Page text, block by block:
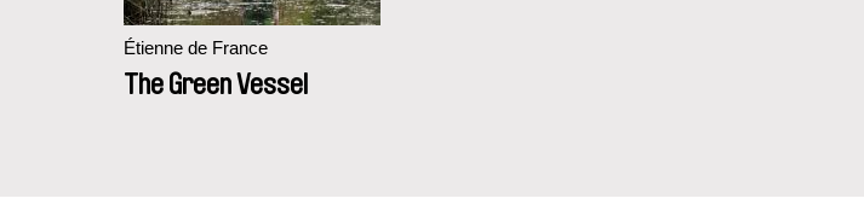
Étienne de France
The Green Vessel